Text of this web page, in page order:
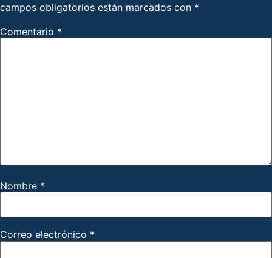
campos obligatorios están marcados con *
Comentario *
Nombre *
Correo electrónico *